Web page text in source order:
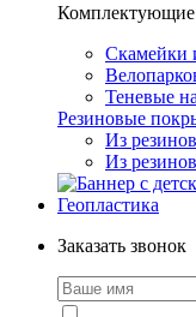
Комплектующие
Скамейки
Теневые
Резиновые
Из
Из
Геопластика
Заказать звонок